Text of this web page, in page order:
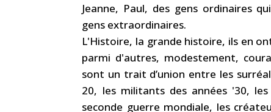
Jeanne, Paul, des gens ordinaires
gens extraordinaires.
L'Histoire, la grande histoire, ils en
parmi d'autres, modestement,
sont un trait d’union entre les
20, les militants des années '30,
seconde guerre mondiale, les